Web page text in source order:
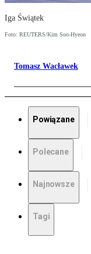
Iga Świątek
Foto: REUTERS/Kim Soo-Hyeon
Tomasz Wacławek
Powiązane
Polecane
Najnowsze
Tagi